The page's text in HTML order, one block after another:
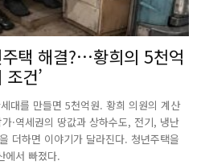
택 해결?…황희의 5천억
건’
대를 만들면 5천억원. 황희 의원의 계산
·역세권의 땅값과 상하수도, 전기, 냉난
더하면 이야기가 달라진다. 청년주택을
에서 빠졌다.